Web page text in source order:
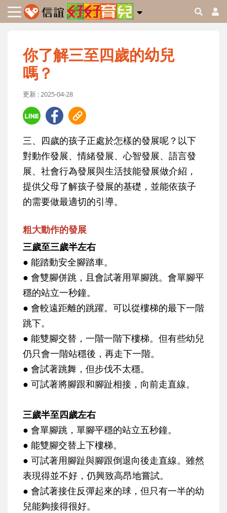
你了解三至四歲的幼兒
嗎？
更新 : 2025-04-28
三、四歲的孩子正處於怎樣的發展呢？以下
對動作發展、情緒發展、心智發展、語言發
展、社會行為發展與生活技能發展做介紹，
提供父母了解孩子發展的基礎，並能依孩子
的需要做最適切的引導。
粗大動作的發展
三歲至三歲半左右
● 能踏動安全腳踏車。
● 會雙腳併跳，且會試著用單腳跳。會單腳平
穩的站立一秒鐘。
● 會較遠距離的跳躍。可以從樓梯的最下一階
跳下。
● 能雙腳交替，一階一階下樓梯。但有些幼兒
仍只會一階站穩後，再走下一階。
● 會試著跳舞，但步伐不太穩。
● 可試著將腳跟和腳趾相接，向前走直線。
三歲半至四歲左右
● 會單腳跳，單腳平穩的站立五秒鐘。
● 能雙腳交替上下樓梯。
● 可試著用腳趾與腳跟倒退向後走直線。雖然
表現得並不好，仍興致高昂地嘗試。
● 會試著接住反彈起來的球，但只有一半的幼
兒能夠接得很好。